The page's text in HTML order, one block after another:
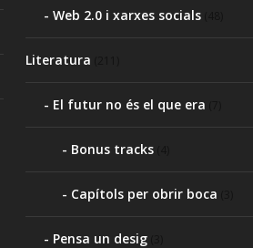
Web 2.0 i xarxes socials
Literatura
El futur no és el que era
Bonus tracks
Capítols per obrir boca
Pensa un desig